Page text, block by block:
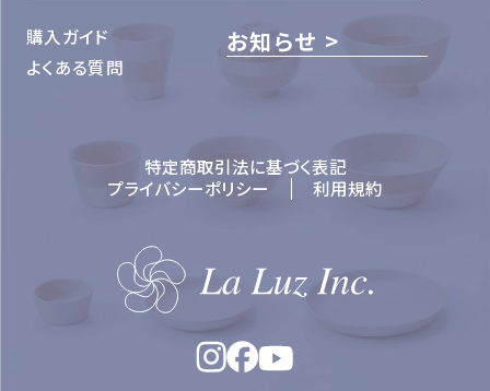
購入ガイド
よくある質問
お知らせ
特定商取引法に基づく表記
プライバシーポリシー
利用規約